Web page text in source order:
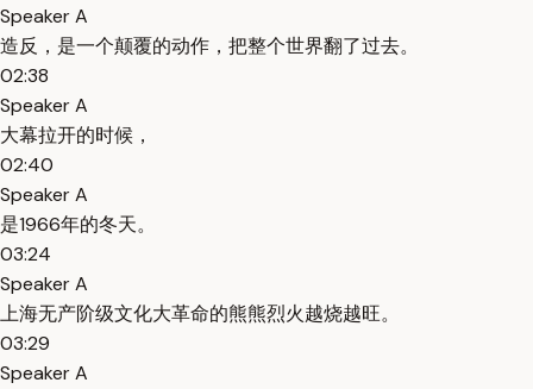
Speaker A
造反，是一个颠覆的动作，把整个世界翻了过去。
02:38
Speaker A
大幕拉开的时候，
02:40
Speaker A
是1966年的冬天。
03:24
Speaker A
上海无产阶级文化大革命的熊熊烈火越烧越旺。
03:29
Speaker A